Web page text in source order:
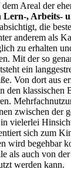
Areal der
Lern-, Arbeits-
die
anderem als
zu erhalten
Mit der so
ein
Von dort aus
den klassischen
zwischen der
vielerlei
sich zum
begehbar
als auch von
werden kann.